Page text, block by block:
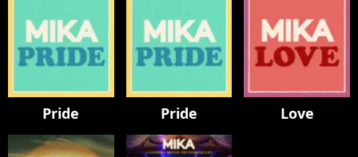
Populaire)
Pride Pride Love